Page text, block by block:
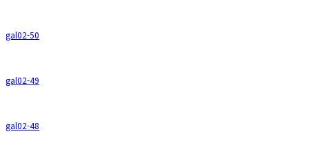
gal02-50
gal02-49
gal02-48